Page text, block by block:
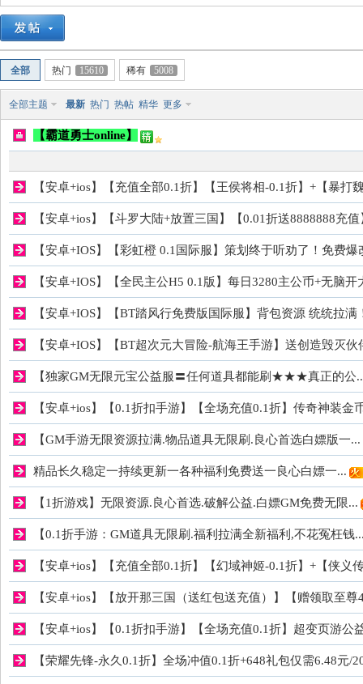
稀
有
全部 热门 15610 稀有 5008
全部主题 最新 热门 热帖 精华 更多
【霸道勇士online】
【安卓+ios】【充值全部0.1折】【王侯将相-0.1折】+【暴打
【安卓+ios】【斗罗大陆+放置三国】【0.01折送8888888充值
【安卓+IOS】【彩虹橙 0.1国际服】策划终于听劝了！免费爆
【安卓+IOS】【全民主公H5 0.1版】每日3280主公币+无脑开
【安卓+IOS】【BT踏风行免费版国际服】背包资源 统统拉满
【安卓+IOS】【BT超次元大冒险-航海王手游】送创造毁灭伙
【独家GM无限元宝公益服〓任何道具都能刷★★★真正的公
【安卓+ios】【0.1折扣手游】【全场充值0.1折】传奇神装金
【GM手游无限资源拉满.物品道具无限刷.良心首选白嫖版一...
精品长久稳定一持续更新一各种福利免费送一良心白嫖一...
【1折游戏】无限资源.良心首选.破解公益.白嫖GM免费无限...
【0.1折手游：GM道具无限刷.福利拉满全新福利,不花冤枉钱
【安卓+ios】【充值全部0.1折】【幻域神姬-0.1折】+【侠义
【安卓+ios】【放开那三国（送红包送充值）】【赠领取至
【安卓+ios】【0.1折扣手游】【全场充值0.1折】超变页游公
【荣耀先锋-永久0.1折】全场冲值0.1折+648礼包仅需6.48元/